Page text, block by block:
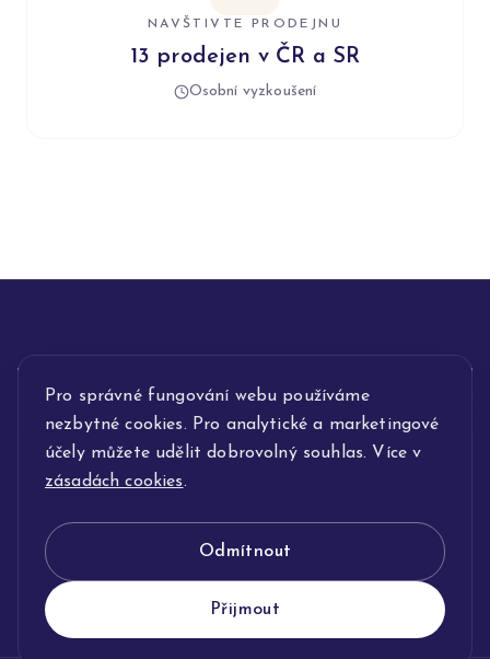
Pro správné fungování webu používáme
nezbytné cookies. Pro analytické a marketingové
účely můžete udělit dobrovolný souhlas. Více v
zásadách cookies.
Odmítnout
Přijmout
NAVŠTIVTE PRODEJNU
13 prodejen v ČR a SR
Osobní vyzkoušení
INFORMACE
POPIS SLUŽEB
KLENOTNICTVÍ JOLLEO